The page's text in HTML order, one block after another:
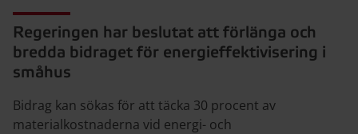
Regeringen har beslutat att förlänga och
bredda bidraget för energieffektivisering i
småhus
Bidrag kan sökas för att täcka 30 procent av
materialkostnaderna vid energi- och